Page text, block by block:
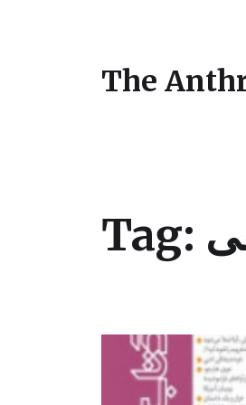
The
Tag: